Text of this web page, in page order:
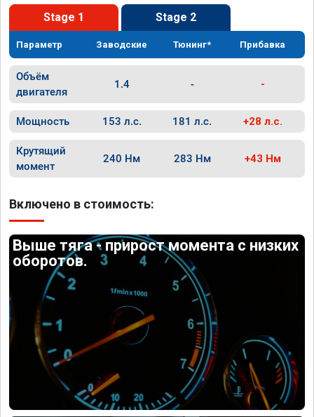
Stage 1 Stage 2
Параметр Заводские Тюнинг* Прибавка
Объём
двигателя
1.4 - -
Мощность 153 л.с. 181 л.с. +28 л.с.
Крутящий
момент
240 Нм 283 Нм +43 Нм
Включено в стоимость:
Выше тяга - прирост момента с низких
оборотов.